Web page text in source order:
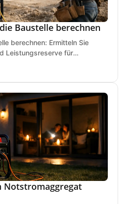
Baustelle berechnen
berechnen: Ermitteln Sie
Leistungsreserve für
Notstromaggregat